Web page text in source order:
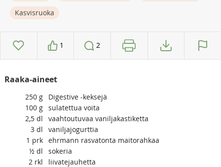
Kasvisruoka
1 2
Raaka-aineet
250 g
Digestive -keksejä
100 g sulatettua voita
2,5 dl
vaahtoutuvaa vaniljakastiketta
3 dl
vaniljajogurttia
1 prk ehrmann rasvatonta maitorahkaa
½ dl
sokeria
2 rkl
liivatejauhetta